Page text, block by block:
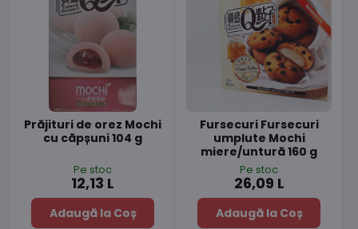
Prăjituri de orez Mochi
cu căpșuni 104 g
Pe stoc
12,13 L
Adaugă la Coș
Fursecuri Fursecuri
umplute Mochi
miere/untură 160 g
Pe stoc
26,09 L
Adaugă la Coș